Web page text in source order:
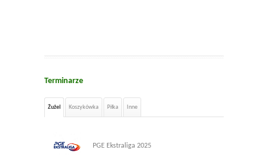
Terminarze
Żużel Koszykówka Piłka Inne
PGE Ekstraliga 2025